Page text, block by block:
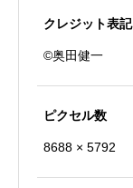
クレジット表記
©奥田健一
ピクセル数
8688 × 5792